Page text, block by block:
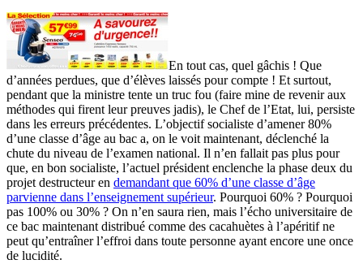
En tout cas, quel gâchis ! Que
d’années perdues, que d’élèves laissés pour compte ! Et surtout,
pendant que la ministre tente un truc fou (faire mine de revenir aux
méthodes qui firent leur preuves jadis), le Chef de l’Etat, lui, persiste
dans les erreurs précédentes. L’objectif socialiste d’amener 80%
d’une classe d’âge au bac a, on le voit maintenant, déclenché la
chute du niveau de l’examen national. Il n’en fallait pas plus pour
que, en bon socialiste, l’actuel président enclenche la phase deux du
projet destructeur en demandant que 60% d’une classe d’âge
parvienne dans l’enseignement supérieur. Pourquoi 60% ? Pourquoi
pas 100% ou 30% ? On n’en saura rien, mais l’écho universitaire de
ce bac maintenant distribué comme des cacahuètes à l’apéritif ne
peut qu’entraîner l’effroi dans toute personne ayant encore une once
de lucidité.